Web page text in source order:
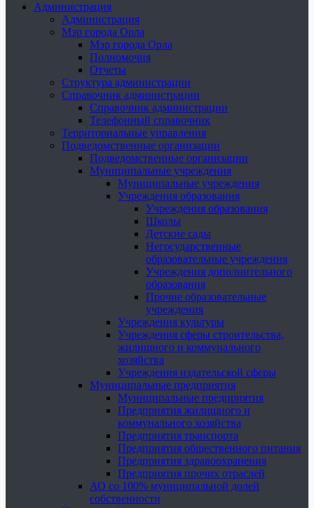
Администрация
Администрация
Мэр города Орла
Мэр города Орла
Полномочия
Отчеты
Структура администрации
Справочник администрации
Справочник администрации
Телефонный справочник
Территориальные управления
Подведомственные организации
Подведомственные организации
Муниципальные учреждения
Муниципальные учреждения
Учреждения образования
Учреждения образования
Школы
Детские сады
Негосударственные
образовательные учреждения
Учреждения дополнительного
образования
Прочие образовательные
учреждения
Учреждения культуры
Учреждения сферы строительства,
жилищного и коммунального
хозяйства
Учреждения издательской сферы
Муниципальные предприятия
Муниципальные предприятия
Предприятия жилищного и
коммунального хозяйства
Предприятия транспорта
Предприятия общественного питания
Предприятия здравоохранения
Предприятия прочих отраслей
АО со 100% муниципальной долей
собственности